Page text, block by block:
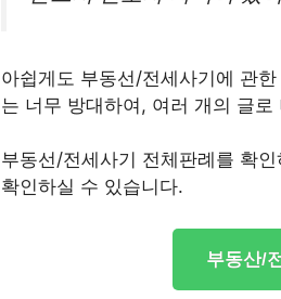
아쉽게도 부동선/전세사기에 관
는 너무 방대하여, 여러 개의 글로
부동선/전세사기 전체판례를 확
확인하실 수 있습니다.
부동산/